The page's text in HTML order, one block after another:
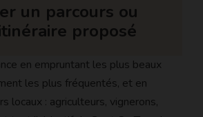
un parcours ou
proposé
en empruntant les plus beaux
les plus fréquentés, et en
locaux : agriculteurs, vignerons,